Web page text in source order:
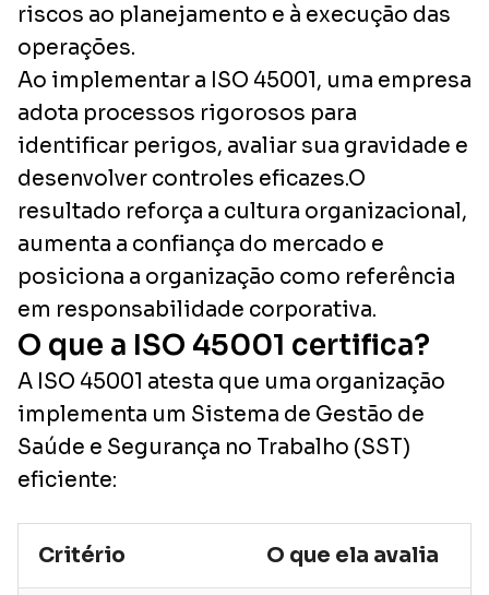
riscos ao planejamento e à execução das
operações.
Ao implementar a ISO 45001, uma empresa
adota processos rigorosos para
identificar perigos, avaliar sua gravidade e
desenvolver controles eficazes.O
resultado reforça a cultura organizacional,
aumenta a confiança do mercado e
posiciona a organização como referência
em responsabilidade corporativa.
O que a ISO 45001 certifica?
A ISO 45001 atesta que uma organização
implementa um Sistema de Gestão de
Saúde e Segurança no Trabalho (SST)
eficiente:
Critério O que ela avalia